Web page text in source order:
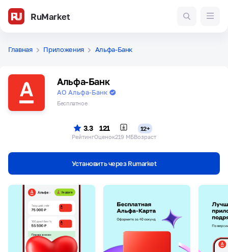
RuMarket
Главная Приложения Альфа-Банк
Альфа-Банк
АО Альфа-Банк
Бесплатное
3.3
Рейтинг
121
Оценок219 МБ
12+
Возраст
Установить через Rumarket